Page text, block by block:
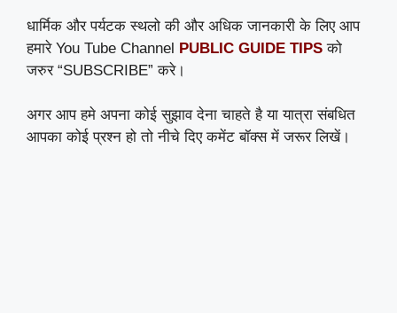
धार्मिक और पर्यटक स्थलो की और अधिक जानकारी के लिए आप
हमारे You Tube Channel PUBLIC GUIDE TIPS को
जरुर “SUBSCRIBE” करे।
अगर आप हमे अपना कोई सुझाव देना चाहते है या यात्रा संबधित
आपका कोई प्रश्न हो तो नीचे दिए कमेंट बॉक्स में जरूर लिखें।